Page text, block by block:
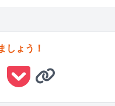
しょう！